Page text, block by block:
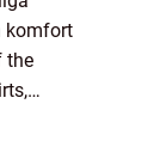
komfort
the